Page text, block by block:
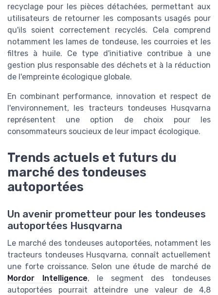
recyclage pour les pièces détachées, permettant aux
utilisateurs de retourner les composants usagés pour
qu'ils soient correctement recyclés. Cela comprend
notamment les lames de tondeuse, les courroies et les
filtres à huile. Ce type d'initiative contribue à une
gestion plus responsable des déchets et à la réduction
de l'empreinte écologique globale.
En combinant performance, innovation et respect de
l'environnement, les tracteurs tondeuses Husqvarna
représentent une option de choix pour les
consommateurs soucieux de leur impact écologique.
Trends actuels et futurs du
marché des tondeuses
autoportées
Un avenir prometteur pour les tondeuses
autoportées Husqvarna
Le marché des tondeuses autoportées, notamment les
tracteurs tondeuses Husqvarna, connaît actuellement
une forte croissance. Selon une étude de marché de
Mordor Intelligence, le segment des tondeuses
autoportées pourrait atteindre une valeur de 4,8